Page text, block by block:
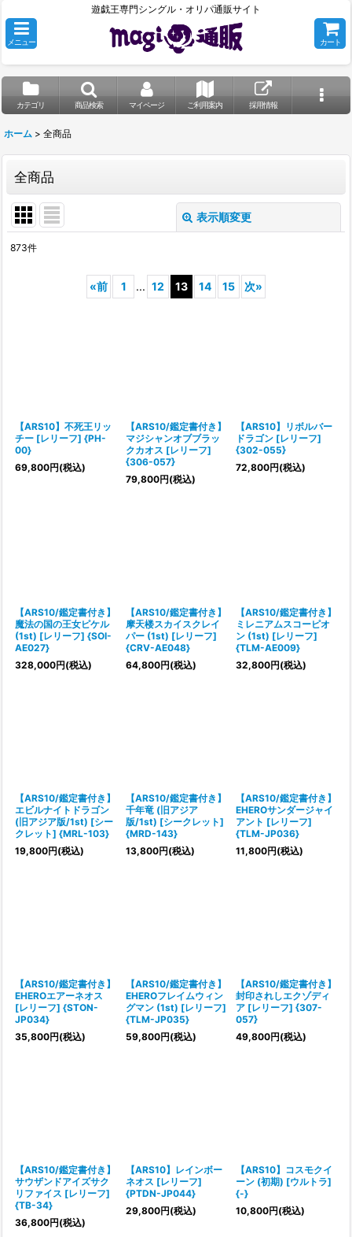
遊戯王専門シングル・オリパ通販サイト
メニュー カート
カテゴリ 商品検索 マイページ ご利用案内 採用情報
ホーム > 全商品
全商品
表示順変更
873件
«前 1 ... 12 13 14 15 次»
【ARS10】不死王リッ
チー [レリーフ] {PH-
00}
69,800円(税込)
【ARS10/鑑定書付き】
マジシャンオブブラッ
クカオス [レリーフ]
{306-057}
79,800円(税込)
【ARS10】リボルバー
ドラゴン [レリーフ]
{302-055}
72,800円(税込)
【ARS10/鑑定書付き】
魔法の国の王女ピケル
(1st) [レリーフ] {SOI-
AE027}
328,000円(税込)
【ARS10/鑑定書付き】
摩天楼スカイスクレイ
パー (1st) [レリーフ]
{CRV-AE048}
64,800円(税込)
【ARS10/鑑定書付き】
ミレニアムスコーピオ
ン (1st) [レリーフ]
{TLM-AE009}
32,800円(税込)
【ARS10/鑑定書付き】
エビルナイトドラゴン
(旧アジア版/1st) [シー
クレット] {MRL-103}
19,800円(税込)
【ARS10/鑑定書付き】
千年竜 (旧アジア
版/1st) [シークレット]
{MRD-143}
13,800円(税込)
【ARS10/鑑定書付き】
EHEROサンダージャイ
アント [レリーフ]
{TLM-JP036}
11,800円(税込)
【ARS10/鑑定書付き】
EHEROエアーネオス
[レリーフ] {STON-
JP034}
35,800円(税込)
【ARS10/鑑定書付き】
EHEROフレイムウィン
グマン (1st) [レリーフ]
{TLM-JP035}
59,800円(税込)
【ARS10/鑑定書付き】
封印されしエクゾディ
ア [レリーフ] {307-
057}
49,800円(税込)
【ARS10/鑑定書付き】
サウザンドアイズサク
リファイス [レリーフ]
{TB-34}
36,800円(税込)
【ARS10】レインボー
ネオス [レリーフ]
{PTDN-JP044}
29,800円(税込)
【ARS10】コスモクイ
ーン (初期) [ウルトラ]
{-}
10,800円(税込)